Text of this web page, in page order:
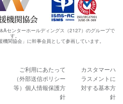
センターホールディングス（2127）のグループで
す。
関協会」に幹事会員として参画しています。
ご利用にあたって
（外部送信ポリシー
等）個人情報保護方
針
カスタマーハ
ラスメントに
対する基本方
針